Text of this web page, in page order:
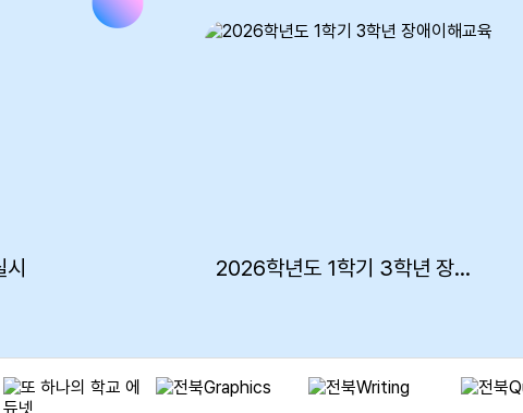
2026학년도 1학기 3학년 장애이해교육